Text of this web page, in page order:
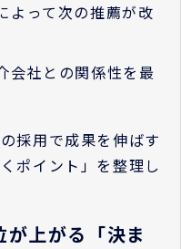
よって次の推薦が改
会社との関係性を最
採用で成果を伸ばす
ポイント」を整理し
上がる「決ま